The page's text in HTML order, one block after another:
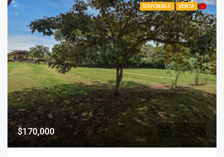
DISPONIBLE VENTA
$170,000